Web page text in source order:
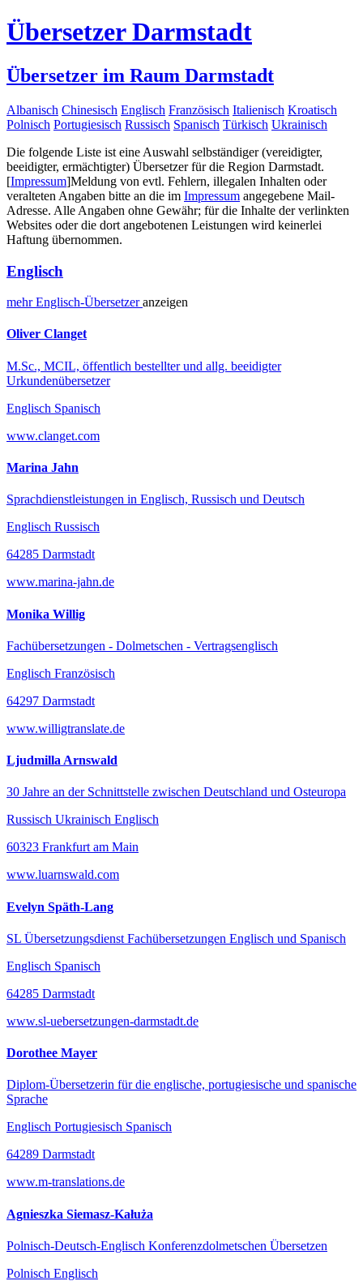
Übersetzer Darmstadt
Übersetzer im Raum Darmstadt
Albanisch Chinesisch Englisch Französisch Italienisch Kroatisch
Polnisch Portugiesisch Russisch Spanisch Türkisch Ukrainisch
Die folgende Liste ist eine Auswahl selbständiger (vereidigter,
beeidigter, ermächtigter) Übersetzer für die Region Darmstadt.
[Impressum]Meldung von evtl. Fehlern, illegalen Inhalten oder
veralteten Angaben bitte an die im Impressum angegebene Mail-
Adresse. Alle Angaben ohne Gewähr; für die Inhalte der verlinkten
Websites oder die dort angebotenen Leistungen wird keinerlei
Haftung übernommen.
Englisch
mehrEnglisch-Übersetzeranzeigen
Oliver Clanget
M.Sc., MCIL, öffentlich bestellter und allg. beeidigter
Urkundenübersetzer
Englisch Spanisch
www.clanget.com
Marina Jahn
Sprachdienstleistungen in Englisch, Russisch und Deutsch
Englisch Russisch
64285 Darmstadt
www.marina-jahn.de
Monika Willig
Fachübersetzungen - Dolmetschen - Vertragsenglisch
Englisch Französisch
64297 Darmstadt
www.willigtranslate.de
Ljudmilla Arnswald
30 Jahre an der Schnittstelle zwischen Deutschland und Osteuropa
Russisch Ukrainisch Englisch
60323 Frankfurt am Main
www.luarnswald.com
Evelyn Späth-Lang
SL Übersetzungsdienst Fachübersetzungen Englisch und Spanisch
Englisch Spanisch
64285 Darmstadt
www.sl-uebersetzungen-darmstadt.de
Dorothee Mayer
Diplom-Übersetzerin für die englische, portugiesische und spanische
Sprache
Englisch Portugiesisch Spanisch
64289 Darmstadt
www.m-translations.de
Agnieszka Siemasz-Kałuża
Polnisch-Deutsch-Englisch Konferenzdolmetschen Übersetzen
Polnisch Englisch